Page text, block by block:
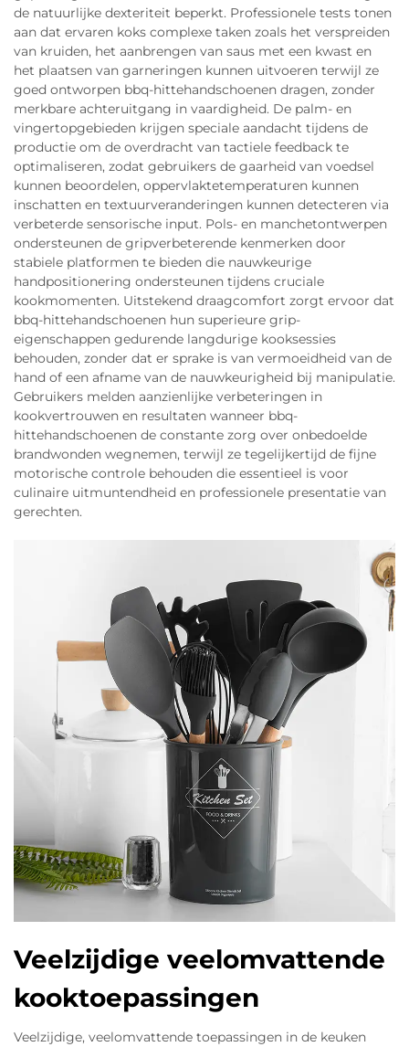
de natuurlijke dexteriteit beperkt. Professionele tests tonen
aan dat ervaren koks complexe taken zoals het verspreiden
van kruiden, het aanbrengen van saus met een kwast en
het plaatsen van garneringen kunnen uitvoeren terwijl ze
goed ontworpen bbq-hittehandschoenen dragen, zonder
merkbare achteruitgang in vaardigheid. De palm- en
vingertopgebieden krijgen speciale aandacht tijdens de
productie om de overdracht van tactiele feedback te
optimaliseren, zodat gebruikers de gaarheid van voedsel
kunnen beoordelen, oppervlaktetemperaturen kunnen
inschatten en textuurveranderingen kunnen detecteren via
verbeterde sensorische input. Pols- en manchetontwerpen
ondersteunen de gripverbeterende kenmerken door
stabiele platformen te bieden die nauwkeurige
handpositionering ondersteunen tijdens cruciale
kookmomenten. Uitstekend draagcomfort zorgt ervoor dat
bbq-hittehandschoenen hun superieure grip-
eigenschappen gedurende langdurige kooksessies
behouden, zonder dat er sprake is van vermoeidheid van de
hand of een afname van de nauwkeurigheid bij manipulatie.
Gebruikers melden aanzienlijke verbeteringen in
kookvertrouwen en resultaten wanneer bbq-
hittehandschoenen de constante zorg over onbedoelde
brandwonden wegnemen, terwijl ze tegelijkertijd de fijne
motorische controle behouden die essentieel is voor
culinaire uitmuntendheid en professionele presentatie van
gerechten.
Veelzijdige veelomvattende
kooktoepassingen
Veelzijdige, veelomvattende toepassingen in de keuken